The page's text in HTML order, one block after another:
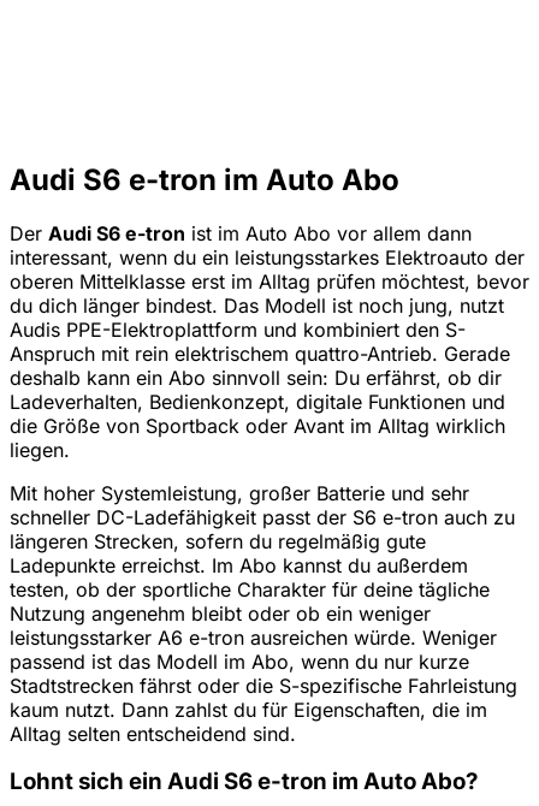
Audi S6 e-tron im Auto Abo
Der Audi S6 e-tron ist im Auto Abo vor allem dann
interessant, wenn du ein leistungsstarkes Elektroauto der
oberen Mittelklasse erst im Alltag prüfen möchtest, bevor
du dich länger bindest. Das Modell ist noch jung, nutzt
Audis PPE-Elektroplattform und kombiniert den S-
Anspruch mit rein elektrischem quattro-Antrieb. Gerade
deshalb kann ein Abo sinnvoll sein: Du erfährst, ob dir
Ladeverhalten, Bedienkonzept, digitale Funktionen und
die Größe von Sportback oder Avant im Alltag wirklich
liegen.
Mit hoher Systemleistung, großer Batterie und sehr
schneller DC-Ladefähigkeit passt der S6 e-tron auch zu
längeren Strecken, sofern du regelmäßig gute
Ladepunkte erreichst. Im Abo kannst du außerdem
testen, ob der sportliche Charakter für deine tägliche
Nutzung angenehm bleibt oder ob ein weniger
leistungsstarker A6 e-tron ausreichen würde. Weniger
passend ist das Modell im Abo, wenn du nur kurze
Stadtstrecken fährst oder die S-spezifische Fahrleistung
kaum nutzt. Dann zahlst du für Eigenschaften, die im
Alltag selten entscheidend sind.
Lohnt sich ein Audi S6 e-tron im Auto Abo?